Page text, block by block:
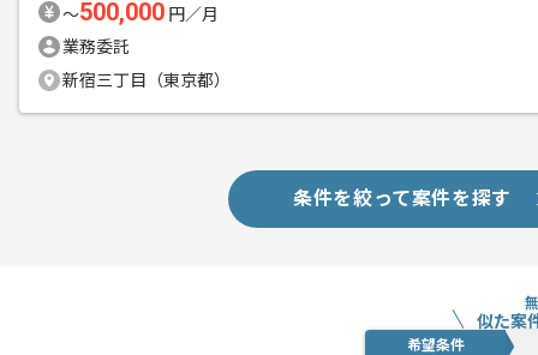
〜500,000 円／月
業務委託
新宿三丁目（東京都）
条件を絞って案件を探す
似た案
希望条件